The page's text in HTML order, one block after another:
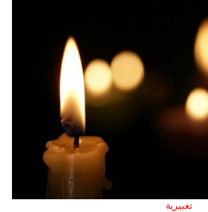
تعبيرية